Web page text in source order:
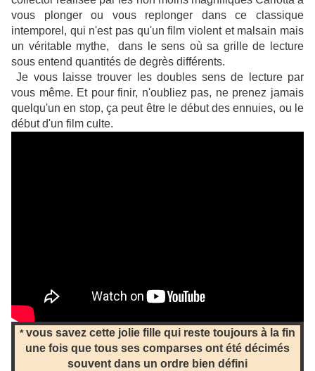
vous plonger ou vous replonger dans ce classique
intemporel, qui n'est pas qu'un film violent et malsain mais
un véritable mythe, dans le sens où sa grille de lecture
sous entend quantités de degrès différents.
Je vous laisse trouver les doubles sens de lecture par
vous même. Et pour finir, n'oubliez pas, ne prenez jamais
quelqu'un en stop, ça peut être le début des ennuies, ou le
début d'un film culte.
*vous savez cette jolie fille qui reste toujours à la fin
une fois que tous ses comparses ont été décimés
souvent dans un ordre bien défini